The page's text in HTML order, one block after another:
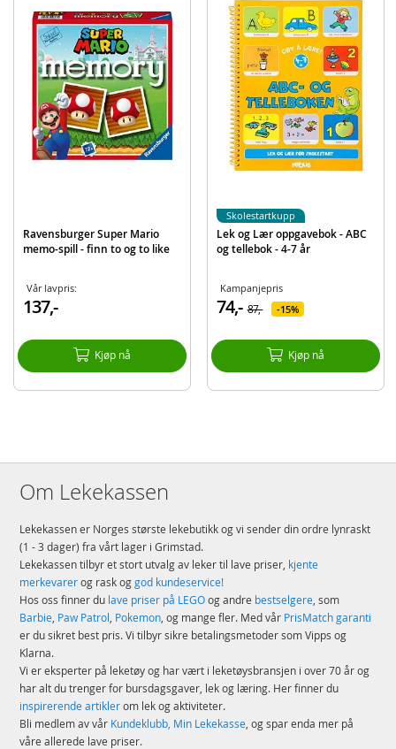
Alder: fra 3 år
Produktdetaljer
Modell
6416739526720
Merke
Ravensburger Super Mario
memo-spill - finn to og to like
Vår lavpris:
137,-
Kjøp nå
Lek og Lær oppgavebok - ABC
og tellebok - 4-7 år
Kampanjepris
74,- 87,- 15%
Kjøp nå
Skolestartkupp
Om Lekekassen
Lekekassen er Norges største lekebutikk og vi sender din ordre lynraskt
(1 - 3 dager) fra vårt lager i Grimstad.
Lekekassen tilbyr et stort utvalg av leker til lave priser, kjente
merkevarerog rask oggod kundeservice!
Hos oss finner du lave priser på LEGOog andre bestselgere, som
Barbie, Paw Patrol, Pokemon, og mange fler. Med vår PrisMatch garanti
er du sikret best pris. Vi tilbyr sikre betalingsmetoder som Vipps og
Klarna.
Vi er eksperter på leketøy og har vært i leketøysbransjen i over 70 år og
har alt du trenger for bursdagsgaver, lek og læring. Her finner du
inspirerende artiklerom lek og aktiviteter.
Bli medlem av vår Kundeklubb, Min Lekekasse, og spar enda mer på
våre allerede lave priser.